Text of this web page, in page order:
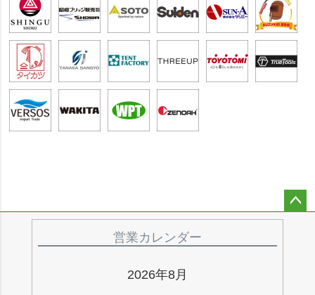
営業カレンダー
2026年8月